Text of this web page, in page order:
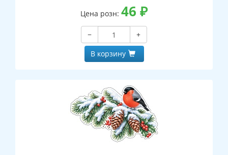
Цена розн: 46 ₽
−
+
В корзину